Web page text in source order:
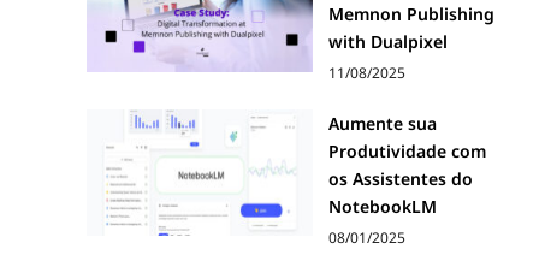
Memnon Publishing
with Dualpixel
11/08/2025
Aumente sua
Produtividade com
os Assistentes do
NotebookLM
08/01/2025